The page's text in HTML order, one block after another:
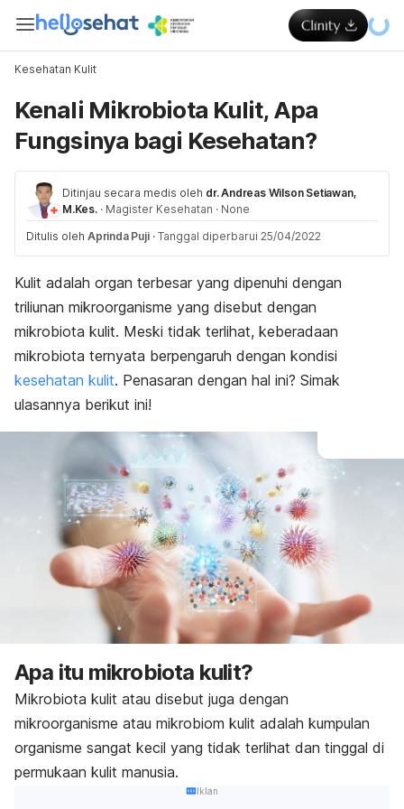
Kesehatan Kulit
Kenali Mikrobiota Kulit, Apa
Fungsinya bagi Kesehatan?
Ditinjau secara medis oleh dr. Andreas Wilson Setiawan,
M.Kes. · Magister Kesehatan · None
Ditulis oleh Aprinda Puji · Tanggal diperbarui 25/04/2022
Kulit adalah organ terbesar yang dipenuhi dengan
triliunan mikroorganisme yang disebut dengan
mikrobiota kulit. Meski tidak terlihat, keberadaan
mikrobiota ternyata berpengaruh dengan kondisi
kesehatan kulit. Penasaran dengan hal ini? Simak
ulasannya berikut ini!
Apa itu mikrobiota kulit?
Mikrobiota kulit atau disebut juga dengan
mikroorganisme atau mikrobiom kulit adalah kumpulan
organisme sangat kecil yang tidak terlihat dan tinggal di
permukaan kulit manusia.
Iklan